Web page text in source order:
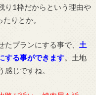
り1枠だからという理由や
りとか。
プランにする事で、 土
する事ができます。土地
じですね。